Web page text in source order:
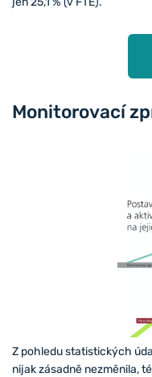
Monitorovací
Z pohledu statistických
nijak zásadně nezměnila,